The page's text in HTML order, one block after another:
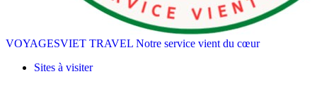
VOYAGESVIET TRAVEL Notre service vient du cœur
Sites à visiter